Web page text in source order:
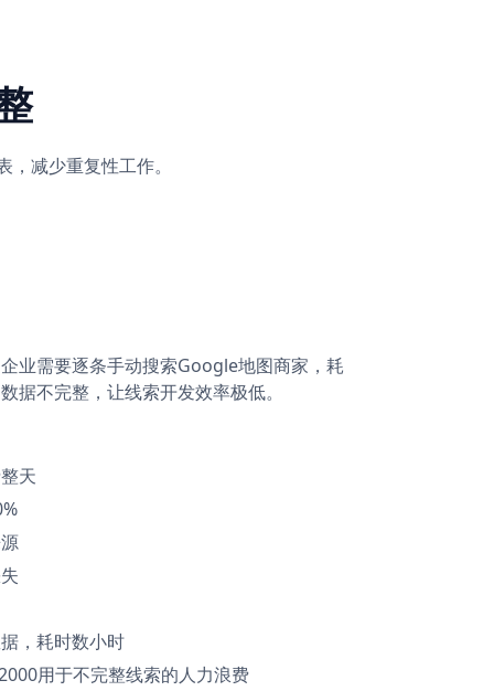
减少重复性工作。
业需要逐条手动搜索Google地图商家，耗
据不完整，让线索开发效率极低。
天
，耗时数小时
用于不完整线索的人力浪费